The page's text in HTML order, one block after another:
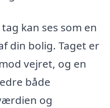
kan ses som en
din bolig. Taget er
vejret, og en
både
og